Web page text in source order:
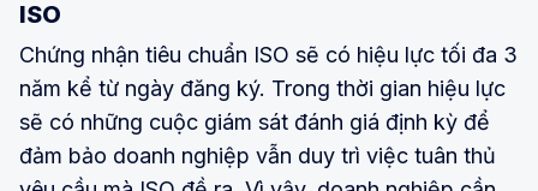
ISO
Chứng nhận tiêu chuẩn ISO sẽ có hiệu lực tối đa 3
năm kể từ ngày đăng ký. Trong thời gian hiệu lực
sẽ có những cuộc giám sát đánh giá định kỳ để
đảm bảo doanh nghiệp vẫn duy trì việc tuân thủ